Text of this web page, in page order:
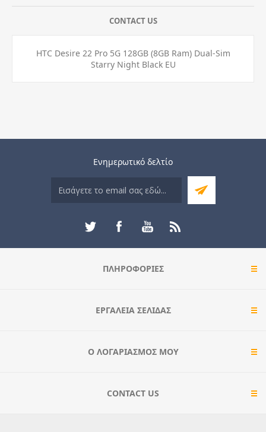
CONTACT US
HTC Desire 22 Pro 5G 128GB (8GB Ram) Dual-Sim
Starry Night Black EU
Ενημερωτικό δελτίο
ΠΛΗΡΟΦΟΡΊΕΣ
ΕΡΓΑΛΕΊΑ ΣΕΛΊΔΑΣ
Ο ΛΟΓΑΡΙΑΣΜΌΣ ΜΟΥ
CONTACT US